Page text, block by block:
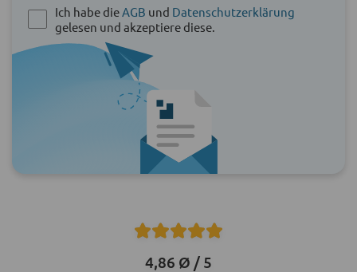
Ich habe die AGB und Datenschutzerklärung
gelesen und akzeptiere diese.
4,86 Ø / 5